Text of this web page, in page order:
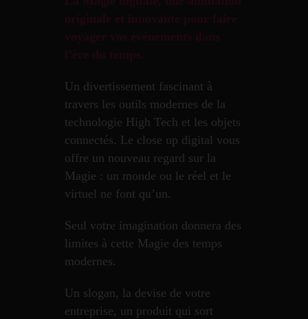
originale et innovante pour faire
voyager vos événements dans
l’ère du temps.
Un divertissement fascinant à
travers les outils modernes de la
technologie High Tech et les objets
connectés. Le close up digital vous
offre un nouveau regard sur la
Magie : un monde ou le réel et le
virtuel ne font qu’un.
Seul votre imagination donnera des
limites à cette Magie des temps
modernes.
Un slogan, la devise de votre
entreprise, un produit qui sort